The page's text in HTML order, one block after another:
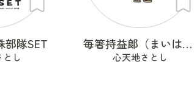
部隊SET
し
毎箸持益郞（まいはしもちますろう）
心天地さとし